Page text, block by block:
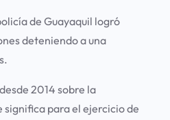
de Guayaquil logró
deteniendo a una
2014 sobre la
significa para el ejercicio de